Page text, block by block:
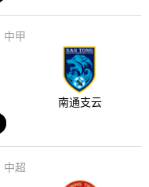
中甲
南通支云
中超